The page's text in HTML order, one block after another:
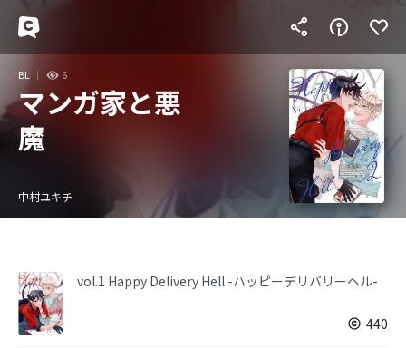
BL 6
マンガ家と悪
魔
中村ユキチ
vol.1 Happy Delivery Hell -ハッピーデリバリーヘル-
440